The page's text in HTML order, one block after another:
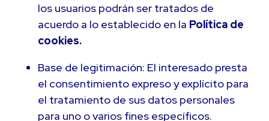
los usuarios podrán ser tratados de
acuerdo a lo establecido en la Política de
cookies.
Base de legitimación: El interesado presta
el consentimiento expreso y explícito para
el tratamiento de sus datos personales
para uno o varios fines específicos.